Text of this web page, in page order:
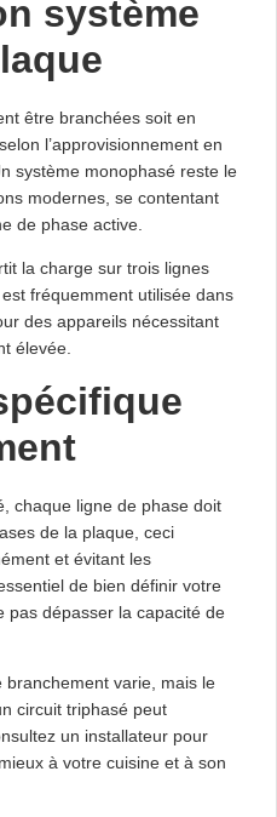
système
être branchées soit en
l’approvisionnement en
système monophasé reste le
modernes, se contentant
de phase active.
la charge sur trois lignes
fréquemment utilisée dans
des appareils nécessitant
élevée.
chaque ligne de phase doit
de la plaque, ceci
et évitant les
de bien définir votre
pas dépasser la capacité de
branchement varie, mais le
circuit triphasé peut
un installateur pour
à votre cuisine et à son